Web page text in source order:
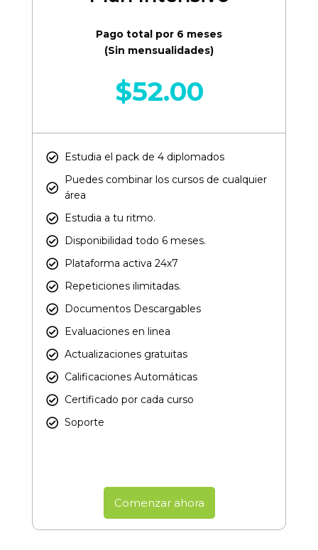
Pago total por 6 meses
(Sin mensualidades)
$52.00
Estudia el pack de 4 diplomados
Puedes combinar los cursos de cualquier
área​
Estudia a tu ritmo.
Disponibilidad todo 6 meses.
Plataforma activa 24x7
Repeticiones ilimitadas.
Documentos Descargables
Evaluaciones en linea
Actualizaciones gratuitas
Calificaciones Automáticas
Certificado por cada curso​
Soporte
Comenzar ahora